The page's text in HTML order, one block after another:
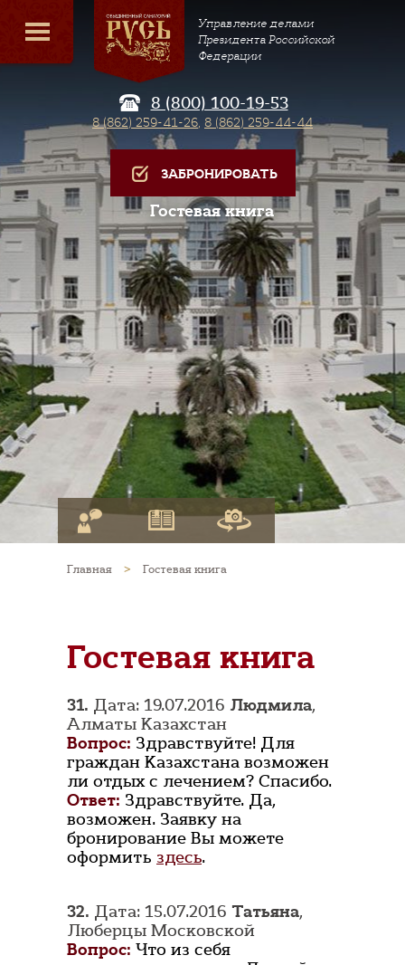
Управление делами
Президента Российской
Федерации
8 (800) 100-19-53
8 (862) 259-41-26, 8 (862) 259-44-44
ЗАБРОНИРОВАТЬ
Гостевая книга
Главная > Гостевая книга
Гостевая книга
31. Дата: 19.07.2016 Людмила,
Алматы Казахстан
Вопрос: Здравствуйте! Для
граждан Казахстана возможен
ли отдых с лечением? Спасибо.
Ответ: Здравствуйте. Да,
возможен. Заявку на
бронирование Вы можете
оформить здесь.
32. Дата: 15.07.2016 Татьяна,
Люберцы Московской
Вопрос: Что из себя